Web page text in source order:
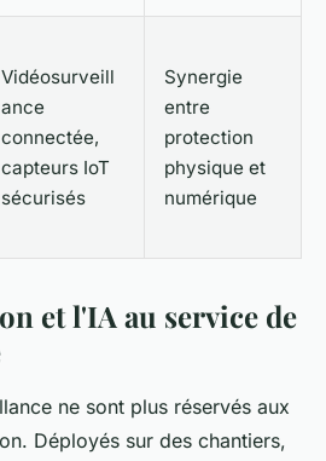
Vidéosurveill
ance
connectée,
capteurs IoT
sécurisés
Synergie
entre
protection
physique et
numérique
et l'IA au service de
ne sont plus réservés aux
Déployés sur des chantiers,